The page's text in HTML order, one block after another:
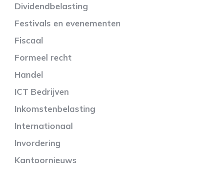
Dividendbelasting
Festivals en evenementen
Fiscaal
Formeel recht
Handel
ICT Bedrijven
Inkomstenbelasting
Internationaal
Invordering
Kantoornieuws